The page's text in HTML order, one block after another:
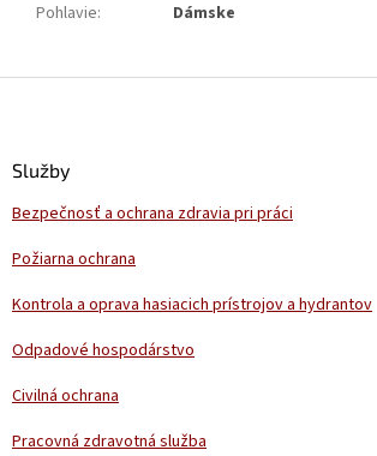
Pohlavie: Dámske
Služby
Bezpečnosť a ochrana zdravia pri práci
Požiarna ochrana
Kontrola a oprava hasiacich prístrojov a hydrantov
Odpadové hospodárstvo
Civilná ochrana
Pracovná zdravotná služba